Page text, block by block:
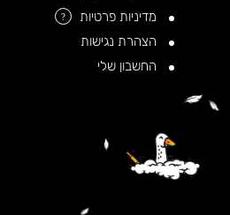
מדיניות פרטיות
?
הצהרת נגישות
החשבון שלי